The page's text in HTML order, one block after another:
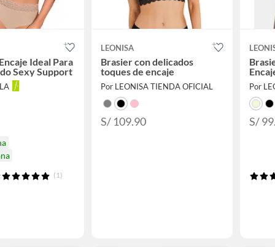
Ideal Para
Sexy Support
(1)
LEONISA
Brasier con delicados
toques de encaje
Por LEONISA TIENDA OFICIAL
S/ 109.90
Por
S/